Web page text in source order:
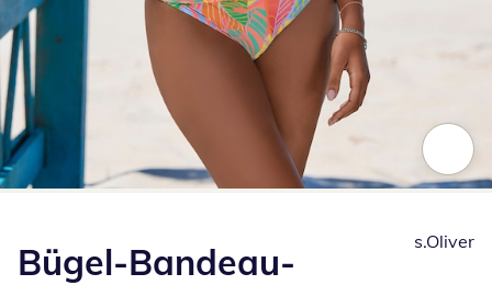
Bügel-Bandeau-
s.Oliver